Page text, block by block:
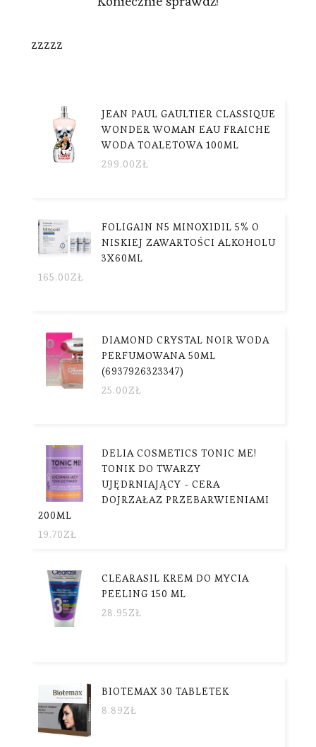
zzzzz
JEAN PAUL GAULTIER CLASSIQUE
WONDER WOMAN EAU FRAICHE
WODA TOALETOWA 100ML
299.00ZŁ
FOLIGAIN N5 MINOXIDIL 5% O
NISKIEJ ZAWARTOŚCI ALKOHOLU
3X60ML
165.00ZŁ
DIAMOND CRYSTAL NOIR WODA
PERFUMOWANA 50ML
(6937926323347)
25.00ZŁ
DELIA COSMETICS TONIC ME!
TONIK DO TWARZY
UJĘDRNIAJĄCY - CERA
DOJRZAŁAZ PRZEBARWIENIAMI
200ML
19.70ZŁ
CLEARASIL KREM DO MYCIA
PEELING 150 ML
28.95ZŁ
BIOTEMAX 30 TABLETEK
8.89ZŁ